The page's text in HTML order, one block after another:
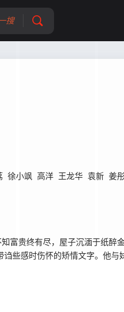
搜
徐小飒 高洋 王龙华 袁新 姜
贵终有尽，屋子沉湎于纸醉
诌些感时伤怀的矫情文字。他与